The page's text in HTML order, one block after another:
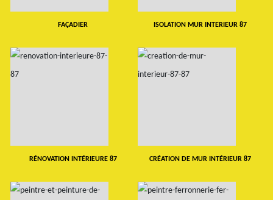
FAÇADIER ISOLATION MUR INTERIEUR 87
RÉNOVATION INTÉRIEURE 87 CRÉATION DE MUR INTÉRIEUR 87